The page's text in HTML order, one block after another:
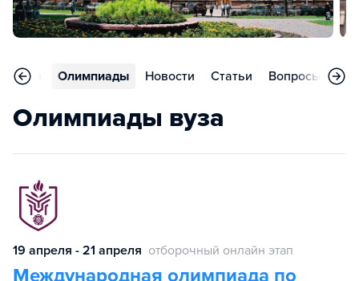
Олимпиады Новости Статьи Вопросы
Олимпиады вуза
19 апреля - 21 апреля отборочный онлайн этап
Международная олимпиада по